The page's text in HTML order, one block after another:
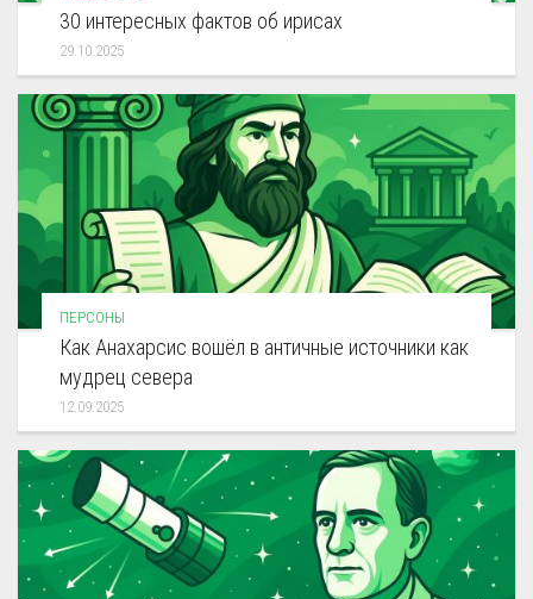
30 интересных фактов об ирисах
29.10.2025
ПЕРСОНЫ
Как Анахарсис вошёл в античные источники как
мудрец севера
12.09.2025